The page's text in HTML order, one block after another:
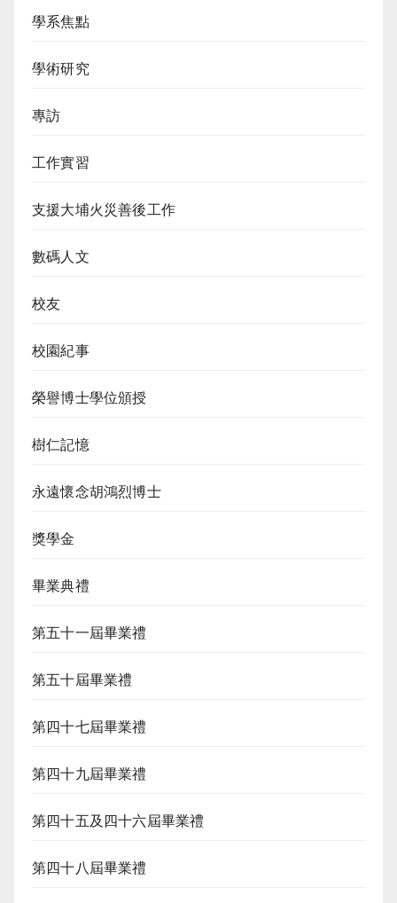
學系焦點
學術研究
專訪
工作實習
支援大埔火災善後工作
數碼人文
校友
校園紀事
榮譽博士學位頒授
樹仁記憶
永遠懷念胡鴻烈博士
獎學金
畢業典禮
第五十一屆畢業禮
第五十屆畢業禮
第四十七屆畢業禮
第四十九屆畢業禮
第四十五及四十六屆畢業禮
第四十八屆畢業禮